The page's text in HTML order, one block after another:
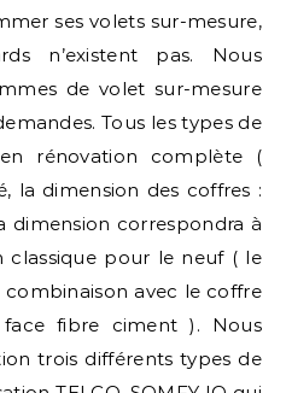
ses volets sur-mesure,
n’existent pas. Nous
de volet sur-mesure
Tous les types de
rénovation complète (
la dimension des coffres :
dimension correspondra à
classique pour le neuf ( le
avec le coffre
fibre ciment ). Nous
trois différents types de